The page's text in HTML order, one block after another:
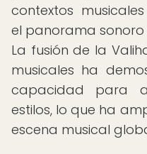
contextos
el panorama sonoro
La fusión de la
musicales ha
capacidad para
estilos, lo que ha
escena musical